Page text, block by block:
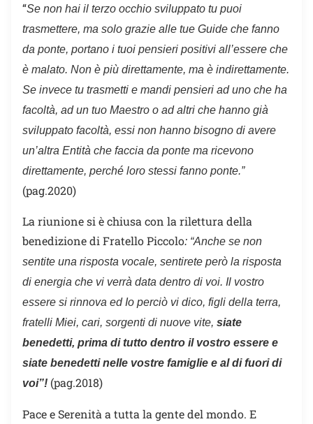
“Se non hai il terzo occhio sviluppato tu puoi
trasmettere, ma solo grazie alle tue Guide che fanno
da ponte, portano i tuoi pensieri positivi all’essere che
è malato. Non è più direttamente, ma è indirettamente.
Se invece tu trasmetti e mandi pensieri ad uno che ha
facoltà, ad un tuo Maestro o ad altri che hanno già
sviluppato facoltà, essi non hanno bisogno di avere
un’altra Entità che faccia da ponte ma ricevono
direttamente, perché loro stessi fanno ponte.”
(pag.2020)
La riunione si è chiusa con la rilettura della
benedizione di Fratello Piccolo: “Anche se non
sentite una risposta vocale, sentirete però la risposta
di energia che vi verrà data dentro di voi. Il vostro
essere si rinnova ed Io perciò vi dico, figli della terra,
fratelli Miei, cari, sorgenti di nuove vite, siate
benedetti, prima di tutto dentro il vostro essere e
siate benedetti nelle vostre famiglie e al di fuori di
voi”! (pag.2018)
Pace e Serenità a tutta la gente del mondo. E